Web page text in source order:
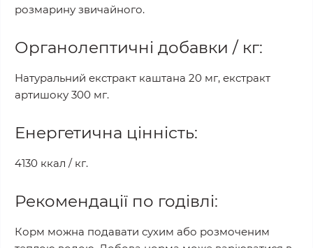
розмарину звичайного.
Органолептичні добавки / кг:
Натуральний екстракт каштана 20 мг, екстракт
артишоку 300 мг.
Енергетична цінність:
4130 ккал / кг.
Рекомендації по годівлі:
Корм ​​можна подавати сухим або розмоченим